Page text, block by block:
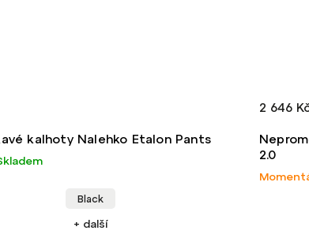
Nepromokavé kalhoty Rab Downpour Plus Pants
2.0